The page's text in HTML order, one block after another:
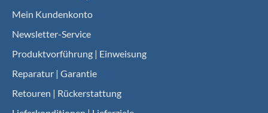
Mein Kundenkonto
Newsletter-Service
Produktvorführung | Einweisung
Reparatur | Garantie
Retouren | Rückerstattung